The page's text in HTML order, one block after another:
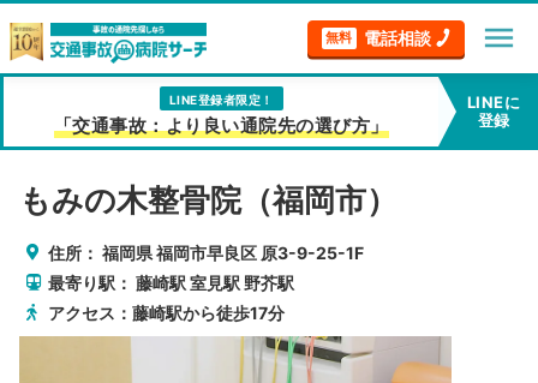
無料 電話相談 menu
LINE登録者限定！
「交通事故：より良い通院先の選び方」
LINEに
登録
もみの木整骨院（福岡市）
住所：福岡県福岡市早良区 原3-9-25-1F
最寄り駅：藤崎駅 室見駅 野芥駅
アクセス：藤崎駅から徒歩17分